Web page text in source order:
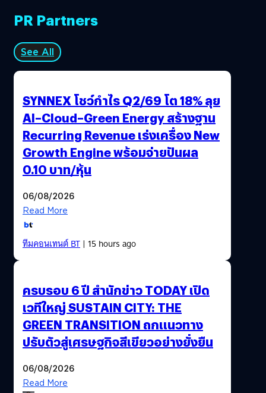
PR Partners
See All
SYNNEX โชว์กำไร Q2/69 โต 18% ลุย
AI–Cloud–Green Energy สร้างฐาน
Recurring Revenue เร่งเครื่อง New
Growth Engine พร้อมจ่ายปันผล
0.10 บาท/หุ้น
06/08/2026
Read More
ทีมคอนเทนต์ BT| 15 hours ago
ครบรอบ 6 ปี สำนักข่าว TODAY เปิด
เวทีใหญ่ SUSTAIN CITY: THE
GREEN TRANSITION ถกแนวทาง
ปรับตัวสู่เศรษฐกิจสีเขียวอย่างยั่งยืน
06/08/2026
Read More